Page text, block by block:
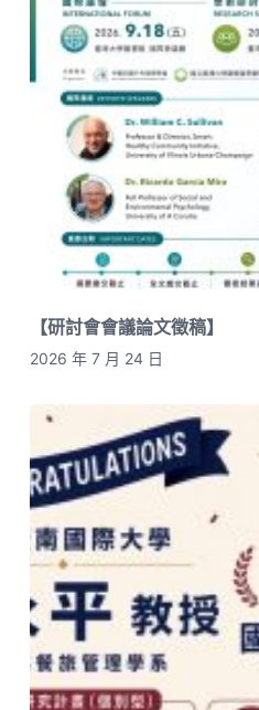
【研討會會議論文徵稿】
2026 年 7 月 24 日